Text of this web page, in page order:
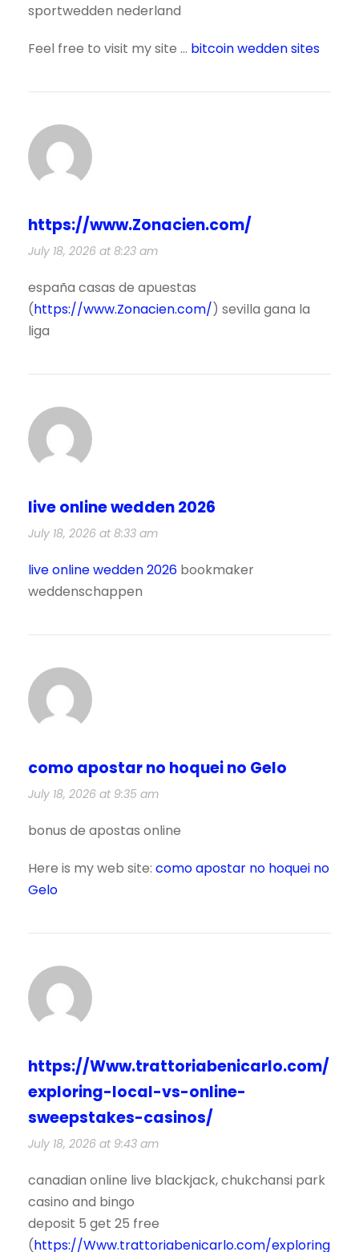
sportwedden nederland
Feel free to visit my site … bitcoin wedden sites
https://www.Zonacien.com/
July 18, 2026 at 8:23 am
españa casas de apuestas
(https://www.Zonacien.com/) sevilla gana la
liga
live online wedden 2026
July 18, 2026 at 8:33 am
live online wedden 2026 bookmaker
weddenschappen
como apostar no hoquei no Gelo
July 18, 2026 at 9:35 am
bonus de apostas online
Here is my web site: como apostar no hoquei no
Gelo
https://Www.trattoriabenicarlo.com/
exploring-local-vs-online-
sweepstakes-casinos/
July 18, 2026 at 9:43 am
canadian online live blackjack, chukchansi park
casino and bingo
deposit 5 get 25 free
(https://Www.trattoriabenicarlo.com/exploring